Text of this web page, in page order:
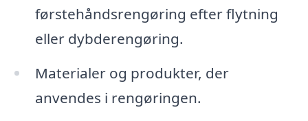
førstehåndsrengøring efter flytning
eller dybderengøring.
Materialer og produkter, der
anvendes i rengøringen.